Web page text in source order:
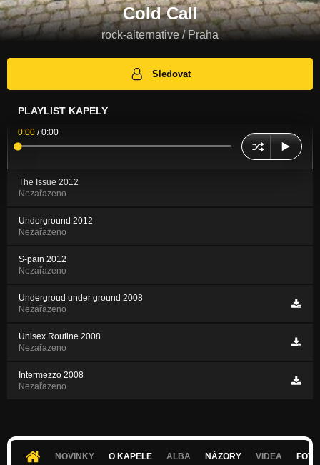
Cold Call
rock-alternative / Praha
Sledovat
PLAYLIST KAPELY
0:00 /0:00
The Issue 2012
Nezařazeno
Underground 2012
Nezařazeno
S-pain 2012
Nezařazeno
Undergroud under ground 2008
Nezařazeno
Unisex Routine 2008
Nezařazeno
Intermezzo 2008
Nezařazeno
NOVINKY O KAPELE ALBA NÁZORY VIDEA